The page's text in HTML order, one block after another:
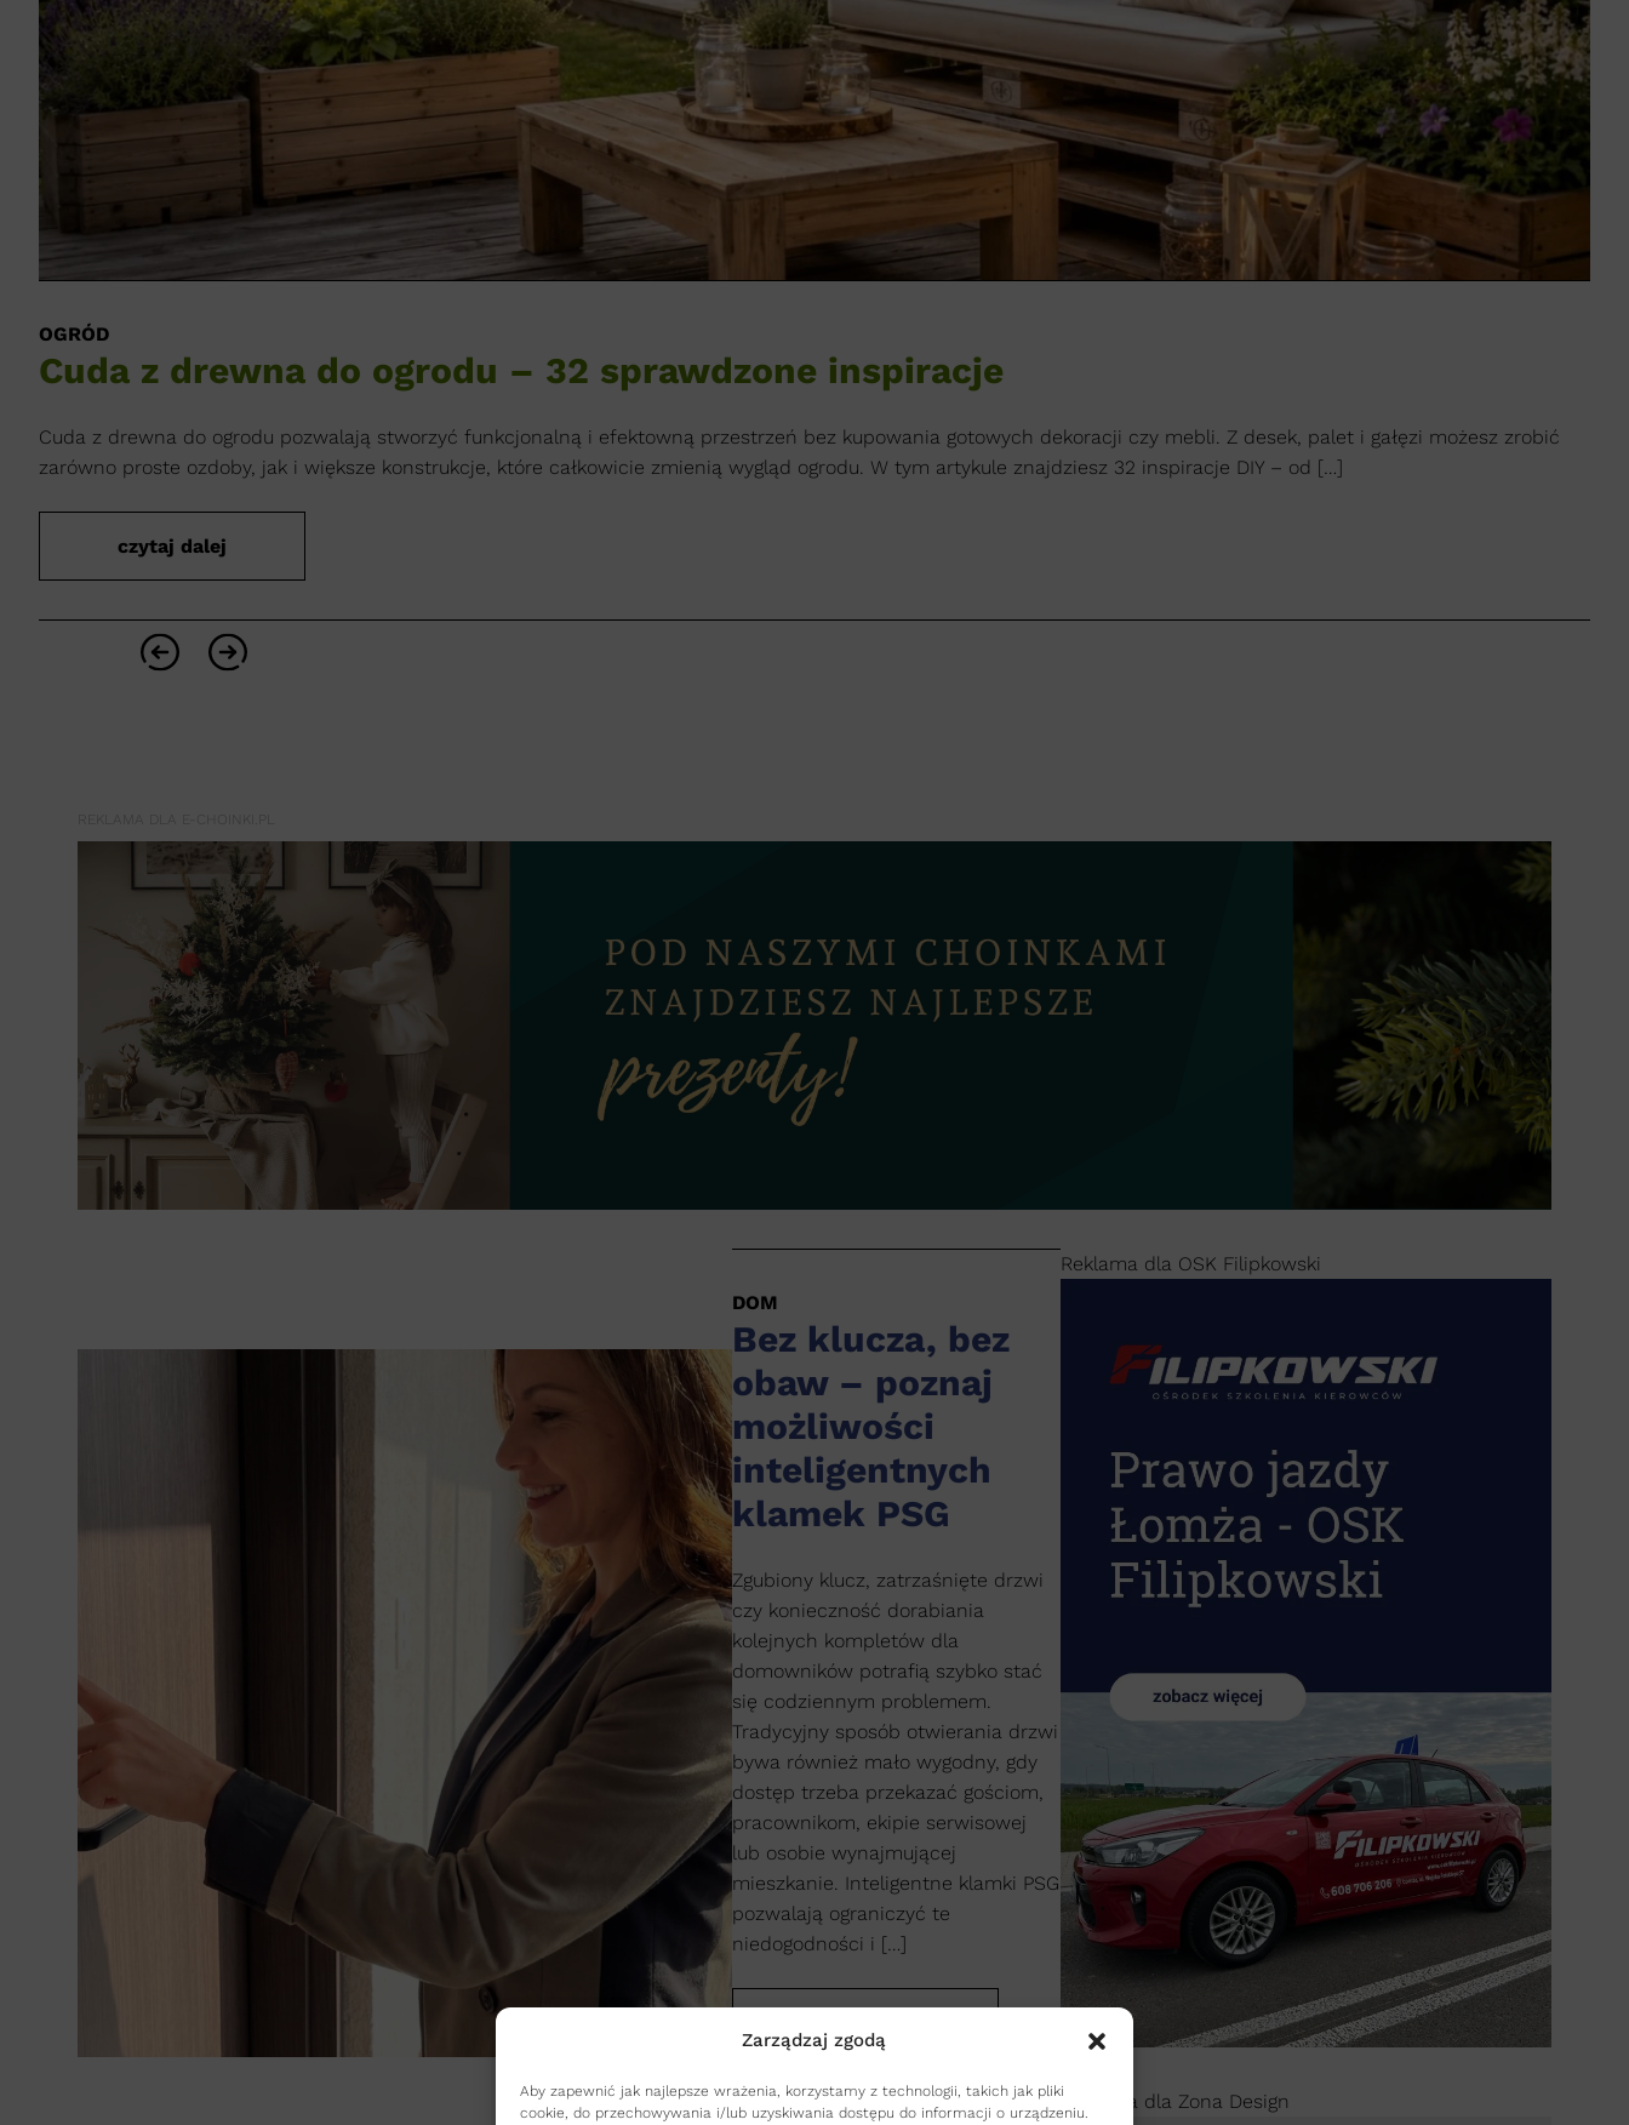
Zarządzaj zgodą
Aby zapewnić jak najlepsze wrażenia, korzystamy z technologii, takich jak pliki
cookie, do przechowywania i/lub uzyskiwania dostępu do informacji o urządzeniu.
OGRÓD
Cuda z drewna do ogrodu – 32 sprawdzone inspiracje
Cuda z drewna do ogrodu pozwalają stworzyć funkcjonalną i efektowną przestrzeń bez kupowania gotowych dekoracji czy mebli. Z desek, palet i gałęzi możesz zrobić
zarówno proste ozdoby, jak i większe konstrukcje, które całkowicie zmienią wygląd ogrodu. W tym artykule znajdziesz 32 inspiracje DIY – od […]
czytaj dalej
REKLAMA DLA E-CHOINKI.PL
DOM
Bez klucza, bez
obaw – poznaj
możliwości
inteligentnych
klamek PSG
Zgubiony klucz, zatrzaśnięte drzwi
czy konieczność dorabiania
kolejnych kompletów dla
domowników potrafią szybko stać
się codziennym problemem.
Tradycyjny sposób otwierania drzwi
bywa również mało wygodny, gdy
dostęp trzeba przekazać gościom,
pracownikom, ekipie serwisowej
lub osobie wynajmującej
mieszkanie. Inteligentne klamki PSG
pozwalają ograniczyć te
niedogodności i […]
Reklama dla OSK Filipkowski
Reklama dla Zona Design